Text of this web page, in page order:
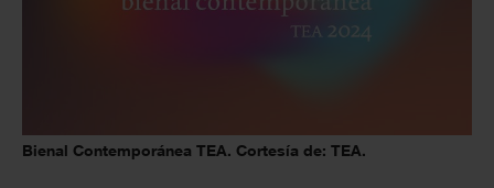
Bienal Contemporánea TEA. Cortesía de: TEA.